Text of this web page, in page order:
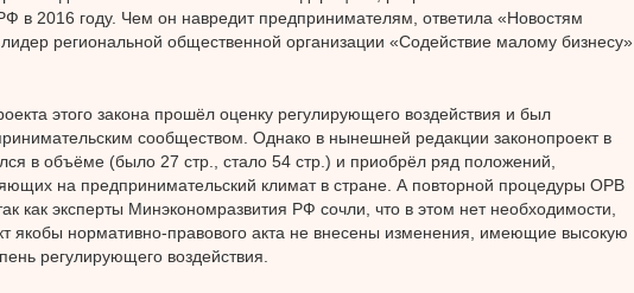
в 2016 году. Чем он навредит предпринимателям, ответила «Новостям
региональной общественной организации «Содействие малому бизнесу»
этого закона прошёл оценку регулирующего воздействия и был
сообществом. Однако в нынешней редакции законопроект в
в объёме (было 27 стр., стало 54 стр.) и приобрёл ряд положений,
на предпринимательский климат в стране. А повторной процедуры ОРВ
как эксперты Минэкономразвития РФ сочли, что в этом нет необходимости,
якобы нормативно-правового акта не внесены изменения, имеющие высокую
регулирующего воздействия.